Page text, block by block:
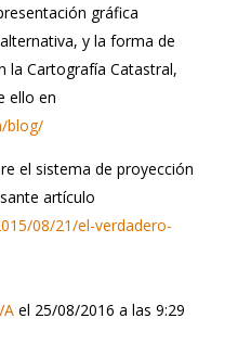
gráfica
y la forma de
la Cartografía Catastral,
ello en
blog/
el sistema de proyección
artículo
08/21/el-verdadero-
el 25/08/2016 a las 9:29